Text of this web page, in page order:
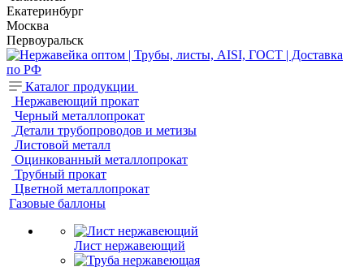
Екатеринбург
Москва
Первоуральск
Каталог продукции
Нержавеющий прокат
Черный металлопрокат
Детали трубопроводов и метизы
Листовой металл
Оцинкованный металлопрокат
Трубный прокат
Цветной металлопрокат
Газовые баллоны
Лист нержавеющий